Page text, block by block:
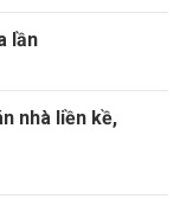
lần
nhà liền kề,